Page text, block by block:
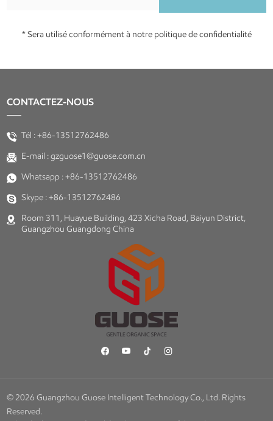
* Sera utilisé conformément à notre politique de confidentialité
CONTACTEZ-NOUS
Tél :+86-13512762486
E-mail :gzguose1@guose.com.cn
Whatsapp :+86-13512762486
Skype :+86-13512762486
Room 311, Huayue Building, 423 Xicha Road, Baiyun District,
Guangzhou Guangdong China
© 2026 Guangzhou Guose Intelligent Technology Co., Ltd. Rights
Reserved.